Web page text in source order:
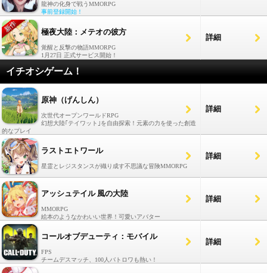
龍神の化身で戦うMMORPG
事前登録開始！
極夜大陸：メテオの彼方
覚醒と反撃の物語MMORPG
1月27日 正式サービス開始！
詳細
イチオシゲーム！
原神（げんしん）
次世代オープンワールドRPG
幻想大陸｢テイワット｣を自由探索！元素の力を使った創造
的なプレイ
詳細
ラストエトワール
星霊とレジスタンスが織り成す不思議な冒険MMORPG
詳細
アッシュテイル 風の大陸
MMORPG
絵本のようなかわいい世界！可愛いアバター
詳細
コールオブデューティ：モバイル
FPS
チームデスマッチ、100人バトロワも熱い！
詳細